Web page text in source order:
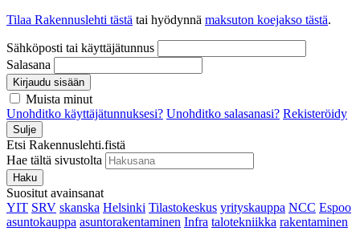
Tilaa Rakennuslehti tästä tai hyödynnä maksuton koejakso tästä.
Sähköposti tai käyttäjätunnus
Salasana
Kirjaudu sisään
Muista minut
Unohditko käyttäjätunnuksesi? Unohditko salasanasi? Rekisteröidy
Sulje
Etsi Rakennuslehti.fistä
Hae tältä sivustolta
Haku
Suositut avainsanat
YIT SRV skanska Helsinki Tilastokeskus yrityskauppa NCC Espoo
asuntokauppa asuntorakentaminen Infra talotekniikka rakentaminen